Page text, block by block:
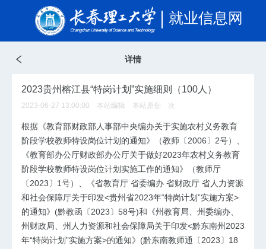
就业信息网
详情
2023贵州榕江县“特岗计划”实施细则（100人）
2023-06-27 13:00:00 本站编辑 本站原创 次
根据《教育部财政部人事部中央编办关于实施农村义务教育
阶段学校教师特设岗位计划的通知》（教师〔2006〕2号）、
《教育部办公厅财政部办公厅关于做好2023年农村义务教育
阶段学校教师特设岗位计划实施工作的通知》（教师厅
〔2023〕1号）、《省教育厅 省委编办 省财政厅 省人力资源
和社会保障厅关于印发<贵州省2023年“特岗计划”实施方案>
的通知》(黔教函〔2023〕58号)和《州教育局、州委编办、
州财政局、州人力资源和社会保障局关于印发<黔东南州2023
年“特岗计划”实施方案>的通知》(黔东南教师通〔2023〕18